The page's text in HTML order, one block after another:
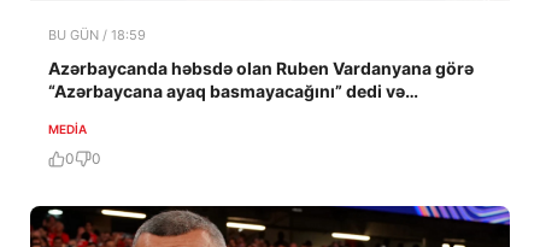
BU GÜN / 18:59
Azərbaycanda həbsdə olan Ruben Vardanyana görə
“Azərbaycana ayaq basmayacağını” dedi və…
MEDİA
0 0